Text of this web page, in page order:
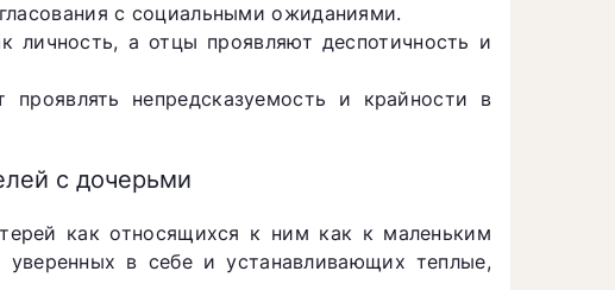
с социальными ожиданиями.
личность, а отцы проявляют деспотичность и
проявлять непредсказуемость и крайности в
с дочерьми
как относящихся к ним как к маленьким
в себе и устанавливающих теплые,